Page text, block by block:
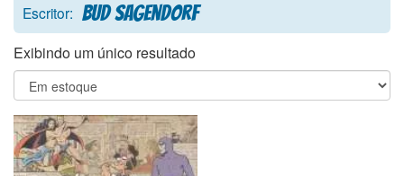
Escritor: Bud Sagendorf
Exibindo um único resultado